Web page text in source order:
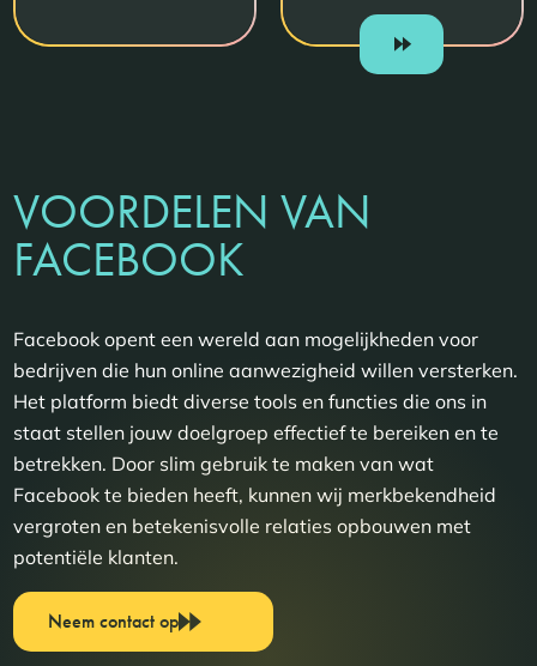
VOORDELEN VAN
FACEBOOK
Facebook opent een wereld aan mogelijkheden voor
bedrijven die hun online aanwezigheid willen versterken.
Het platform biedt diverse tools en functies die ons in
staat stellen jouw doelgroep effectief te bereiken en te
betrekken. Door slim gebruik te maken van wat
Facebook te bieden heeft, kunnen wij merkbekendheid
vergroten en betekenisvolle relaties opbouwen met
potentiële klanten.
Neem contact op